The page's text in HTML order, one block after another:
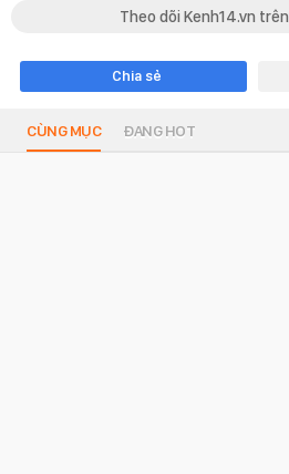
Theo dõi Kenh14.vn trên
Chia sẻ
CÙNG MỤC ĐANG HOT